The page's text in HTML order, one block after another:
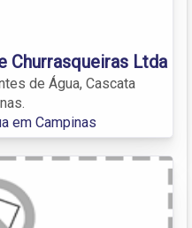
Churrasqueiras Ltda
de Água, Cascata
em Campinas